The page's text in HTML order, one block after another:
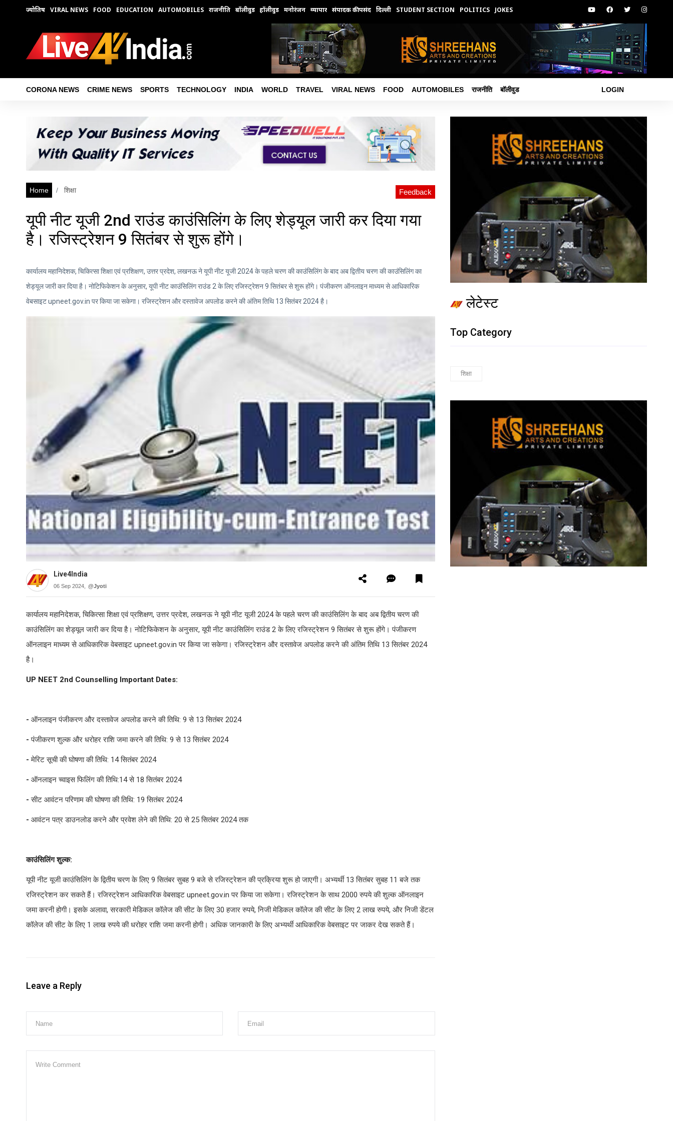
ज्योतिष VIRAL NEWS FOOD EDUCATION AUTOMOBILES राजनीति बॉलीवुड हॉलीवुड मनोरंजन व्यापार संपादक की पसंद दिल्ली STUDENT SECTION POLITICS JOKES
CORONA NEWS CRIME NEWS SPORTS TECHNOLOGY INDIA WORLD TRAVEL VIRAL NEWS FOOD AUTOMOBILES राजनीति बॉलीवुड LOGIN
Home शिक्षा Feedback
यूपी नीट यूजी 2nd राउंड काउंसिलिंग के लिए शेड्यूल जारी कर दिया गया
है। रजिस्ट्रेशन 9 सितंबर से शुरू होंगे।
कार्यालय महानिदेशक, चिकित्सा शिक्षा एवं प्रशिक्षण, उत्तर प्रदेश, लखनऊ ने यूपी नीट यूजी 2024 के पहले चरण की काउंसिलिंग के बाद अब द्वितीय चरण की काउंसिलिंग का
शेड्यूल जारी कर दिया है। नोटिफिकेशन के अनुसार, यूपी नीट काउंसिलिंग राउंड 2 के लिए रजिस्ट्रेशन 9 सितंबर से शुरू होंगे। पंजीकरण ऑनलाइन माध्यम से आधिकारिक
वेबसाइट upneet.gov.in पर किया जा सकेगा। रजिस्ट्रेशन और दस्तावेज अपलोड करने की अंतिम तिथि 13 सितंबर 2024 है।
Live4India
06 Sep 2024, @Jyoti
कार्यालय महानिदेशक, चिकित्सा शिक्षा एवं प्रशिक्षण, उत्तर प्रदेश, लखनऊ ने यूपी नीट यूजी 2024 के पहले चरण की काउंसिलिंग के बाद अब द्वितीय चरण की
काउंसिलिंग का शेड्यूल जारी कर दिया है। नोटिफिकेशन के अनुसार, यूपी नीट काउंसिलिंग राउंड 2 के लिए रजिस्ट्रेशन 9 सितंबर से शुरू होंगे। पंजीकरण
ऑनलाइन माध्यम से आधिकारिक वेबसाइट upneet.gov.in पर किया जा सकेगा। रजिस्ट्रेशन और दस्तावेज अपलोड करने की अंतिम तिथि 13 सितंबर 2024
है।
UP NEET 2nd Counselling Important Dates:
- ऑनलाइन पंजीकरण और दस्तावेज अपलोड करने की तिथि: 9 से 13 सितंबर 2024
-पंजीकरण शुल्क और धरोहर राशि जमा करने की तिथि: 9 से 13 सितंबर 2024
- मेरिट सूची की घोषणा की तिथि: 14 सितंबर 2024
- ऑनलाइन च्वाइस फिलिंग की तिथि:14 से 18 सितंबर 2024
- सीट आवंटन परिणाम की घोषणा की तिथि: 19 सितंबर 2024
- आवंटन पत्र डाउनलोड करने और प्रवेश लेने की तिथि: 20 से 25 सितंबर 2024 तक
काउंसिलिंग शुल्क:
यूपी नीट यूजी काउंसिलिंग के द्वितीय चरण के लिए 9 सितंबर सुबह 9 बजे से रजिस्ट्रेशन की प्रक्रिया शुरू हो जाएगी। अभ्यर्थी 13 सितंबर सुबह 11 बजे तक
रजिस्ट्रेशन कर सकते हैं। रजिस्ट्रेशन आधिकारिक वेबसाइट upneet.gov.in पर किया जा सकेगा। रजिस्ट्रेशन के साथ 2000 रुपये की शुल्क ऑनलाइन
जमा करनी होगी। इसके अलावा, सरकारी मेडिकल कॉलेज की सीट के लिए 30 हजार रुपये, निजी मेडिकल कॉलेज की सीट के लिए 2 लाख रुपये, और निजी डेंटल
कॉलेज की सीट के लिए 1 लाख रुपये की धरोहर राशि जमा करनी होगी। अधिक जानकारी के लिए अभ्यर्थी आधिकारिक वेबसाइट पर जाकर देख सकते हैं।
Leave a Reply
लेटेस्ट
Top Category
शिक्षा